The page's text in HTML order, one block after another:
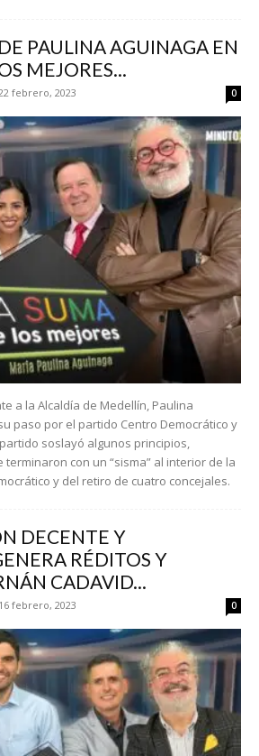
PAULINA AGUINAGA EN
MEJORES...
febrero, 2023 0
a la Alcaldía de Medellín, Paulina
paso por el partido Centro Democrático y
soslayó algunos principios,
con un “sisma” al interior de la
y del retiro de cuatro concejales.
DECENTE Y
RÉDITOS Y
CADAVID...
16 febrero, 2023 0